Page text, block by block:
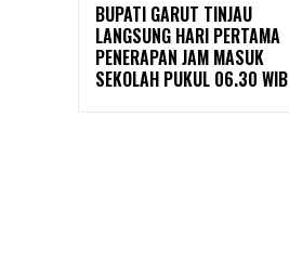
BUPATI GARUT TINJAU
LANGSUNG HARI PERTAMA
PENERAPAN JAM MASUK
SEKOLAH PUKUL 06.30 WIB